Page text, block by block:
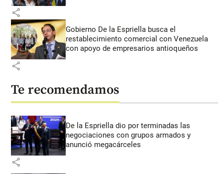
share
Gobierno De la Espriella busca el
restablecimiento comercial con Venezuela
con apoyo de empresarios antioqueños
share
Te recomendamos
De la Espriella dio por terminadas las
negociaciones con grupos armados y
anunció megacárceles
share